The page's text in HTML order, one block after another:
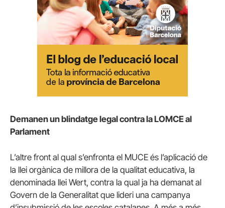
Demanen un blindatge legal contra la LOMCE al
Parlament
L’altre front al qual s’enfronta el MUCE és l’aplicació de
la llei orgànica de millora de la qualitat educativa, la
denominada llei Wert, contra la qual ja ha demanat al
Govern de la Generalitat que lideri una campanya